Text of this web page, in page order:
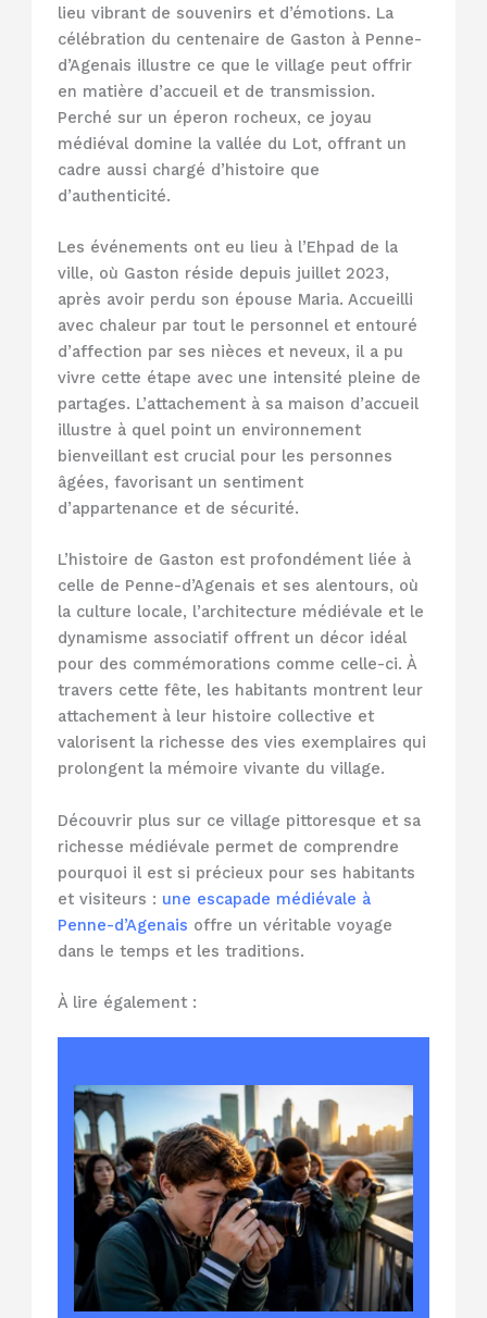
lieu vibrant de souvenirs et d’émotions. La
célébration du centenaire de Gaston à Penne-
d’Agenais illustre ce que le village peut offrir
en matière d’accueil et de transmission.
Perché sur un éperon rocheux, ce joyau
médiéval domine la vallée du Lot, offrant un
cadre aussi chargé d’histoire que
d’authenticité.
Les événements ont eu lieu à l’Ehpad de la
ville, où Gaston réside depuis juillet 2023,
après avoir perdu son épouse Maria. Accueilli
avec chaleur par tout le personnel et entouré
d’affection par ses nièces et neveux, il a pu
vivre cette étape avec une intensité pleine de
partages. L’attachement à sa maison d’accueil
illustre à quel point un environnement
bienveillant est crucial pour les personnes
âgées, favorisant un sentiment
d’appartenance et de sécurité.
L’histoire de Gaston est profondément liée à
celle de Penne-d’Agenais et ses alentours, où
la culture locale, l’architecture médiévale et le
dynamisme associatif offrent un décor idéal
pour des commémorations comme celle-ci. À
travers cette fête, les habitants montrent leur
attachement à leur histoire collective et
valorisent la richesse des vies exemplaires qui
prolongent la mémoire vivante du village.
Découvrir plus sur ce village pittoresque et sa
richesse médiévale permet de comprendre
pourquoi il est si précieux pour ses habitants
et visiteurs : une escapade médiévale à
Penne-d’Agenais offre un véritable voyage
dans le temps et les traditions.
À lire également :